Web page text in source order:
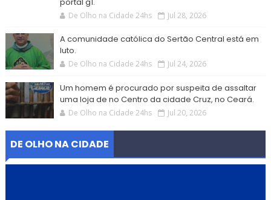
De Olho na Cidade 24hs Jul 28, 2026
A comunidade católica do Sertão Central está em
luto.
De Olho na Cidade 24hs Jul 24, 2026
Um homem é procurado por suspeita de assaltar
uma loja de no Centro da cidade Cruz, no Ceará.
De Olho na Cidade 24hs Jul 20, 2026
DE OLHO NA CIDADE